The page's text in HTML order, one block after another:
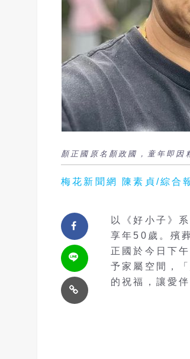
顏正國原名顏政國，童年即
梅花新聞網 陳素貞/綜合
以《好小子》
享年50歲。殯
正國於今日下
予家屬空間，
的祝福，讓愛